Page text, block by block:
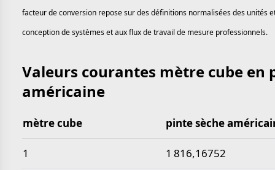
facteur de conversion repose sur des définitions normalisées des unités
conception de systèmes et aux flux de travail de mesure professionnels.
Valeurs courantes mètre cube en
américaine
Valeurs courantes mètre cube en pinte sèche
mètre cube pinte sèche
1 1 816,16752